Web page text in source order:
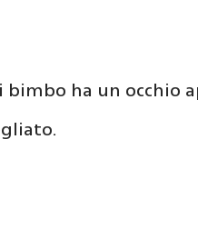
ha un occhio